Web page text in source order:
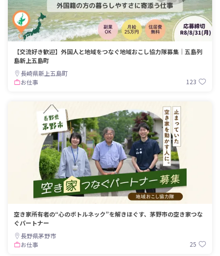
【交流好き歓迎】外国人と地域をつなぐ地域おこし協力隊募集｜五島列
島新上五島町
長崎県新上五島町
お仕事
123
空き家所有者の“心のボトルネック”を解きほぐす、茅野市の空き家つな
ぐパートナー
長野県茅野市
お仕事
25